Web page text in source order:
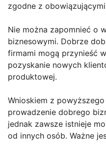
zgodne z
Nie można zapomnieć o
biznesowymi. Dobrze
firmami mogą przynieść
pozyskanie nowych
produktowej.
Wnioskiem z
prowadzenie dobrego
jednak zawsze istnieje
od innych osób. Ważne